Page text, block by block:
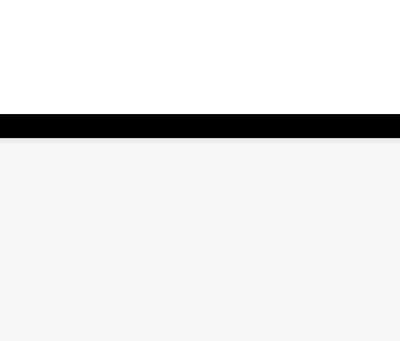
NUTRICIÓN.
laminación.